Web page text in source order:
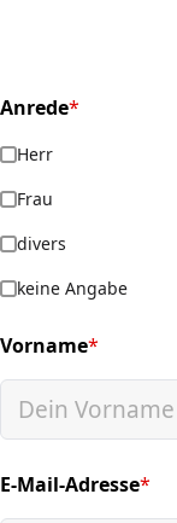
Anrede*
(required)
Herr
Frau
divers
keine Angabe
Vorname*
(required)
E-Mail-Adresse*
(required)